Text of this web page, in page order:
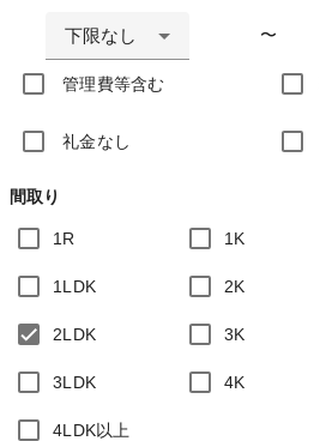
下限なし 〜
管理費等含む
礼金なし
間取り
1R 1K
1LDK 2K
2LDK 3K
3LDK 4K
4LDK以上